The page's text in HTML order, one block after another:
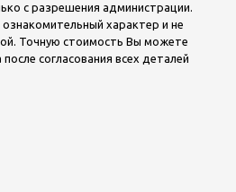
с разрешения администрации.
характер и не
Точную стоимость Вы можете
согласования всех деталей